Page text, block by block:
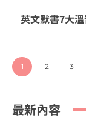
英文默書7大
1 2 3
最新內容